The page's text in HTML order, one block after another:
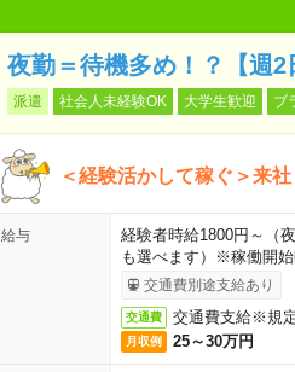
夜勤＝待機多め！？【週
派遣 社会人未経験OK 大学生歓迎 ブ
＜経験活かして稼ぐ＞来
給与
経験者時給1800円～（
も選べます）※稼働開始
交通費別途支給あり
交通費 交通費支給※規
月収例 25～30万円